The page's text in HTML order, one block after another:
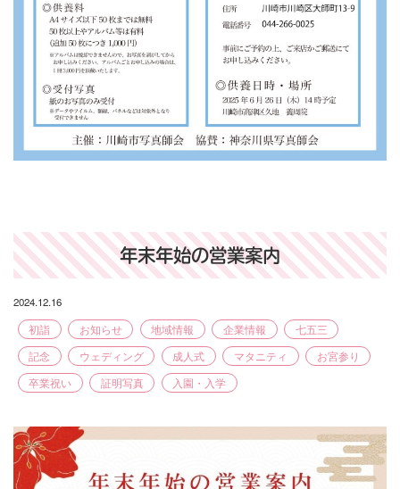
年末年始の営業案内
2024.12.16
初詣
お知らせ 地域情報 企業情報
七五三
記念
ウェディング 成人式 マタニティ
お宮参り
卒業祝い
証明写真 入園・入学